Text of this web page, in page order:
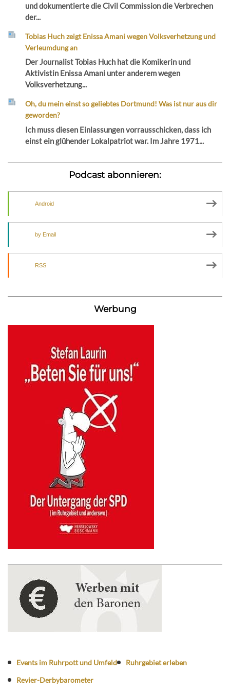
und dokumentierte die Civil Commission die Verbrechen
der...
Tobias Huch zeigt Enissa Amani wegen Volksverhetzung und
Verleumdung an
Der Journalist Tobias Huch hat die Komikerin und
Aktivistin Enissa Amani unter anderem wegen
Volksverhetzung...
Oh, du mein einst so geliebtes Dortmund! Was ist nur aus dir
geworden?
Ich muss diesen Einlassungen vorrausschicken, dass ich
einst ein glühender Lokalpatriot war. Im Jahre 1971...
Podcast abonnieren:
Android
by Email
RSS
Werbung
Events im Ruhrpott und Umfeld
Ruhrgebiet erleben
Revier-Derbybarometer